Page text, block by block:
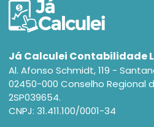
Já Calculei Contabilidade
Al. Afonso Schmidt, 119 -
02450-000 Conselho Regional
2SP039654.
CNPJ: 31.411.100/0001-34